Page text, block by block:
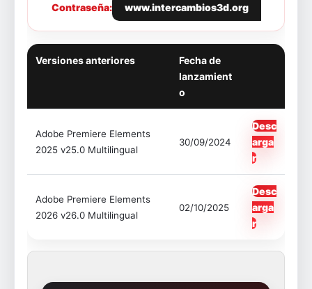
Contraseña: www.intercambios3d.org
Versiones anteriores
Fecha de
lanzamient
o
Adobe Premiere Elements
2025 v25.0 Multilingual
30/09/2024
Desc
arga
r
Adobe Premiere Elements
2026 v26.0 Multilingual
02/10/2025
Desc
arga
r